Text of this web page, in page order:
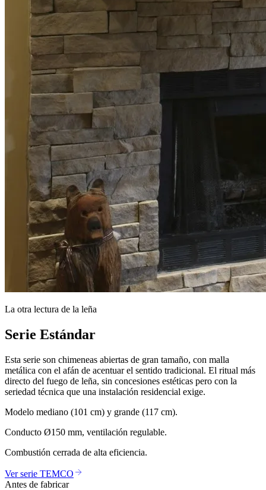
La otra lectura de la leña
Serie Estándar
Esta serie son chimeneas abiertas de gran tamaño, con malla
metálica con el afán de acentuar el sentido tradicional. El ritual más
directo del fuego de leña, sin concesiones estéticas pero con la
seriedad técnica que una instalación residencial exige.
Modelo mediano (101 cm) y grande (117 cm).
Conducto Ø150 mm, ventilación regulable.
Combustión cerrada de alta eficiencia.
Ver serie TEMCO
Antes de fabricar